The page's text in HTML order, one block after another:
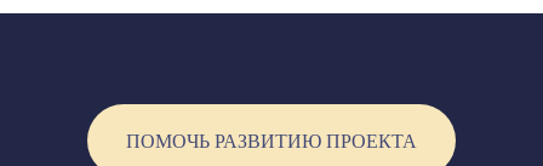
ПОМОЧЬ РАЗВИТИЮ ПРОЕКТА